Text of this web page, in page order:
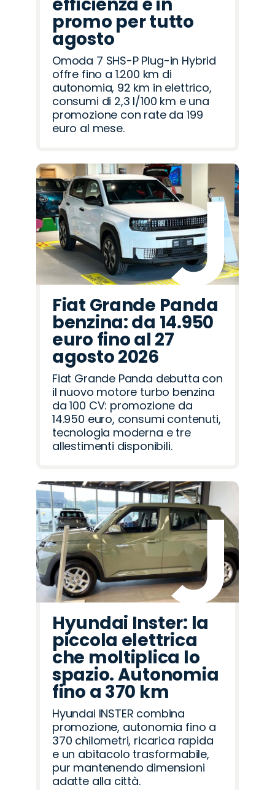
efficienza è in
promo per tutto
agosto
Omoda 7 SHS-P Plug-in Hybrid
offre fino a 1.200 km di
autonomia, 92 km in elettrico,
consumi di 2,3 l/100 km e una
promozione con rate da 199
euro al mese.
Fiat Grande Panda
benzina: da 14.950
euro fino al 27
agosto 2026
Fiat Grande Panda debutta con
il nuovo motore turbo benzina
da 100 CV: promozione da
14.950 euro, consumi contenuti,
tecnologia moderna e tre
allestimenti disponibili.
Hyundai Inster: la
piccola elettrica
che moltiplica lo
spazio. Autonomia
fino a 370 km
Hyundai INSTER combina
promozione, autonomia fino a
370 chilometri, ricarica rapida
e un abitacolo trasformabile,
pur mantenendo dimensioni
adatte alla città.